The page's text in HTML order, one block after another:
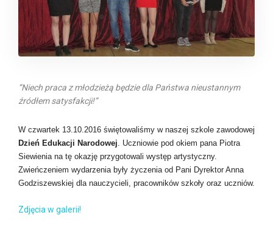
“Niech praca z młodzieżą będzie dla Państwa nieustannym
źródłem satysfakcji!”
W czwartek 13.10.2016 świętowaliśmy w naszej szkole zawodowej
Dzień Edukacji Narodowej. Uczniowie pod okiem pana Piotra
Siewienia na tę okazję przygotowali występ artystyczny.
Zwieńczeniem wydarzenia były życzenia od Pani Dyrektor Anna
Godziszewskiej dla nauczycieli, pracowników szkoły oraz uczniów.
Zdjęcia w galerii!